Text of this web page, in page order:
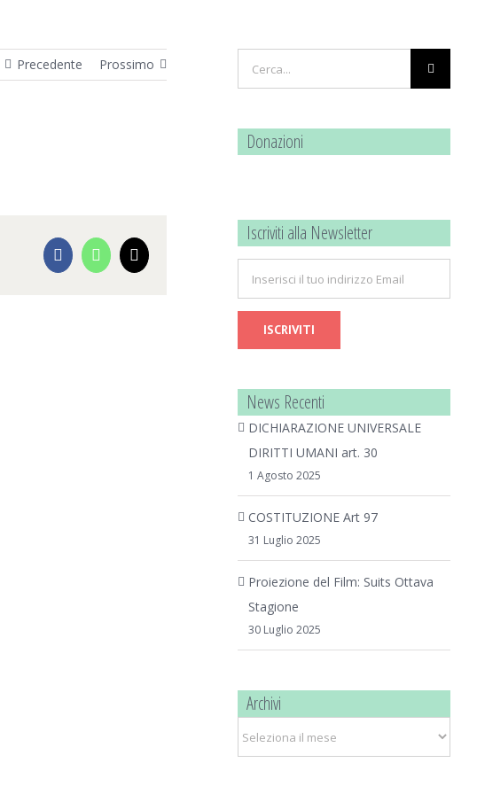
Precedente Prossimo
FacebookWhatsApp
Email
per:
Donazioni
Iscriviti alla Newsletter
News Recenti
DICHIARAZIONE UNIVERSALE
DIRITTI UMANI art. 30
1 Agosto 2025
COSTITUZIONE Art 97
31 Luglio 2025
Proiezione del Film: Suits Ottava
Stagione
30 Luglio 2025
Archivi